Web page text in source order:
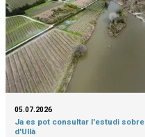
05.07.2026
Ja es pot consultar l'estudi
d'Ullà